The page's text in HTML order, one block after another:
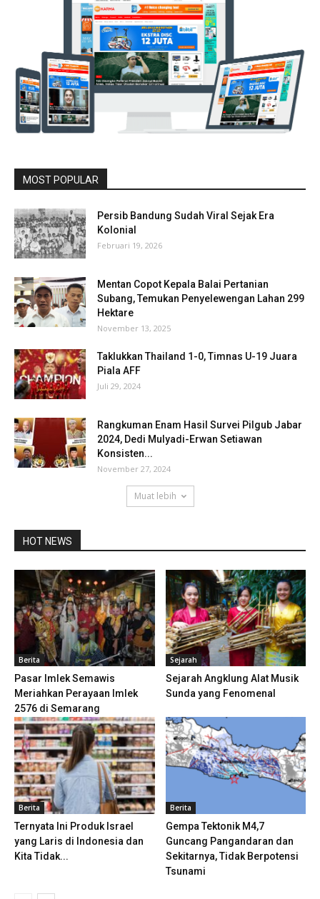
MOST POPULAR
Persib Bandung Sudah Viral Sejak Era
Kolonial
Februari 19, 2026
Mentan Copot Kepala Balai Pertanian
Subang, Temukan Penyelewengan Lahan 299
Hektare
November 13, 2025
Taklukkan Thailand 1-0, Timnas U-19 Juara
Piala AFF
Juli 29, 2024
Rangkuman Enam Hasil Survei Pilgub Jabar
2024, Dedi Mulyadi-Erwan Setiawan
Konsisten...
November 27, 2024
Muat lebih
HOT NEWS
Berita
Pasar Imlek Semawis
Meriahkan Perayaan Imlek
2576 di Semarang
Sejarah
Sejarah Angklung Alat Musik
Sunda yang Fenomenal
Berita
Ternyata Ini Produk Israel
yang Laris di Indonesia dan
Kita Tidak...
Berita
Gempa Tektonik M4,7
Guncang Pangandaran dan
Sekitarnya, Tidak Berpotensi
Tsunami